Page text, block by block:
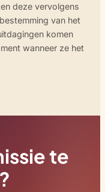
deze vervolgens
van het
komen
wanneer ze het
te